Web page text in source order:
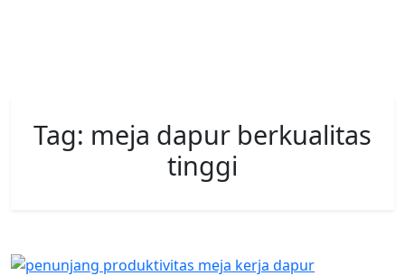
Tag: meja dapur berkualitas
tinggi